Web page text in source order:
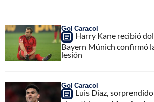
Gol Caracol
Harry Kane recibió
Bayern Múnich confirmó
lesión
Gol Caracol
Luis Díaz,